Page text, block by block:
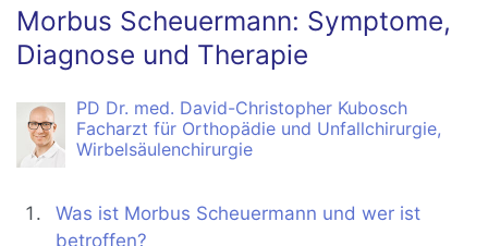
Morbus Scheuermann: Symptome,
Diagnose und Therapie
PD Dr. med. David-Christopher Kubosch
Facharzt für Orthopädie und Unfallchirurgie,
Wirbelsäulenchirurgie
Was ist Morbus Scheuermann und wer ist
betroffen?